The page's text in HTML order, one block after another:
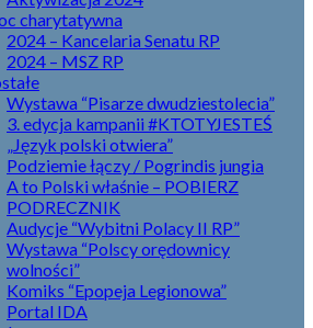
charytatywna
2024 – Kancelaria Senatu RP
2024 – MSZ RP
Wystawa “Pisarze dwudziestolecia”
3. edycja kampanii #KTOTYJESTEŚ
„Język polski otwiera”
Podziemie łączy / Pogrindis jungia
A to Polski właśnie – POBIERZ
PODRECZNIK
Audycje “Wybitni Polacy II RP”
Wystawa “Polscy orędownicy
wolności”
Komiks “Epopeja Legionowa”
Portal IDA